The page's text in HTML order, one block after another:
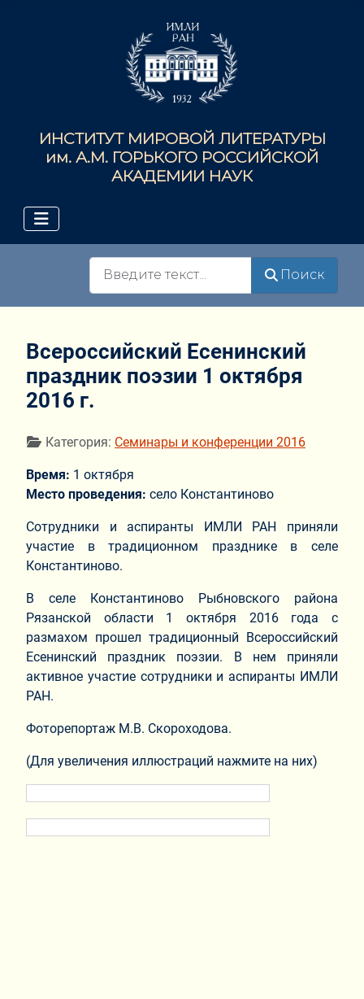
ИНСТИТУТ МИРОВОЙ ЛИТЕРАТУРЫ
им. А.М. ГОРЬКОГО РОССИЙСКОЙ
АКАДЕМИИ НАУК
Поиск
Всероссийский Есенинский
праздник поэзии 1 октября
2016 г.
Информация о материале
Категория: Семинары и конференции 2016
Время: 1 октября
Место проведения: село Константиново
Сотрудники и аспиранты ИМЛИ РАН приняли
участие в традиционном празднике в селе
Константиново.
В селе Константиново Рыбновского района
Рязанской области 1 октября 2016 года с
размахом прошел традиционный Всероссийский
Есенинский праздник поэзии. В нем приняли
активное участие сотрудники и аспиранты ИМЛИ
РАН.
Фоторепортаж М.В. Скороходова.
(Для увеличения иллюстраций нажмите на них)